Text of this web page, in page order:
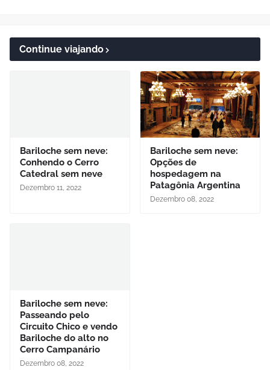
Continue viajando
Bariloche sem neve:
Conhendo o Cerro
Catedral sem neve
Dezembro 11, 2022
Bariloche sem neve:
Opções de
hospedagem na
Patagônia Argentina
Dezembro 08, 2022
Bariloche sem neve:
Passeando pelo
Circuito Chico e vendo
Bariloche do alto no
Cerro Campanário
Dezembro 08, 2022